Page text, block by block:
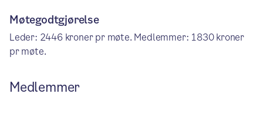
Møtegodtgjørelse
Leder: 2446 kroner pr møte. Medlemmer: 1830 kroner
pr møte.
Medlemmer